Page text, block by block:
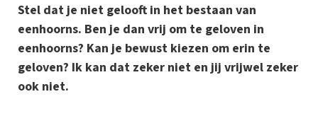
Stel dat je niet gelooft in het bestaan van
eenhoorns. Ben je dan vrij om te geloven in
eenhoorns? Kan je bewust kiezen om erin te
geloven? Ik kan dat zeker niet en jij vrijwel zeker
ook niet.